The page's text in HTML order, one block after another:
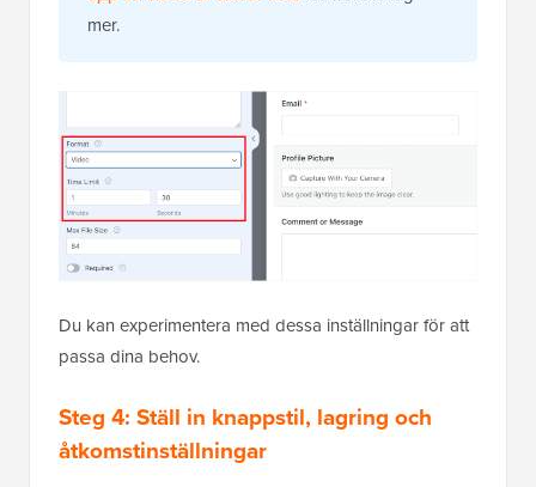
mer.
Du kan experimentera med dessa inställningar för att
passa dina behov.
Steg 4: Ställ in knappstil, lagring och
åtkomstinställningar